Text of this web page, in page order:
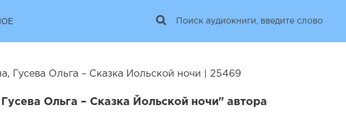
Гусева Ольга – Сказка Йольской ночи | 25469
Ольга – Сказка Йольской ночи" автора